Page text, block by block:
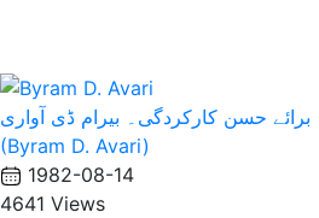
برائے حسن کارکردگی۔ بیرام ڈی آواری
(Byram D. Avari)
1982-08-14
4641 Views